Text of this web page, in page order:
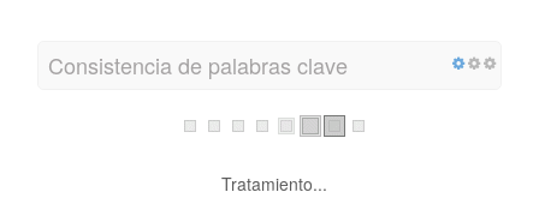
Consistencia de palabras clave
Tratamiento...